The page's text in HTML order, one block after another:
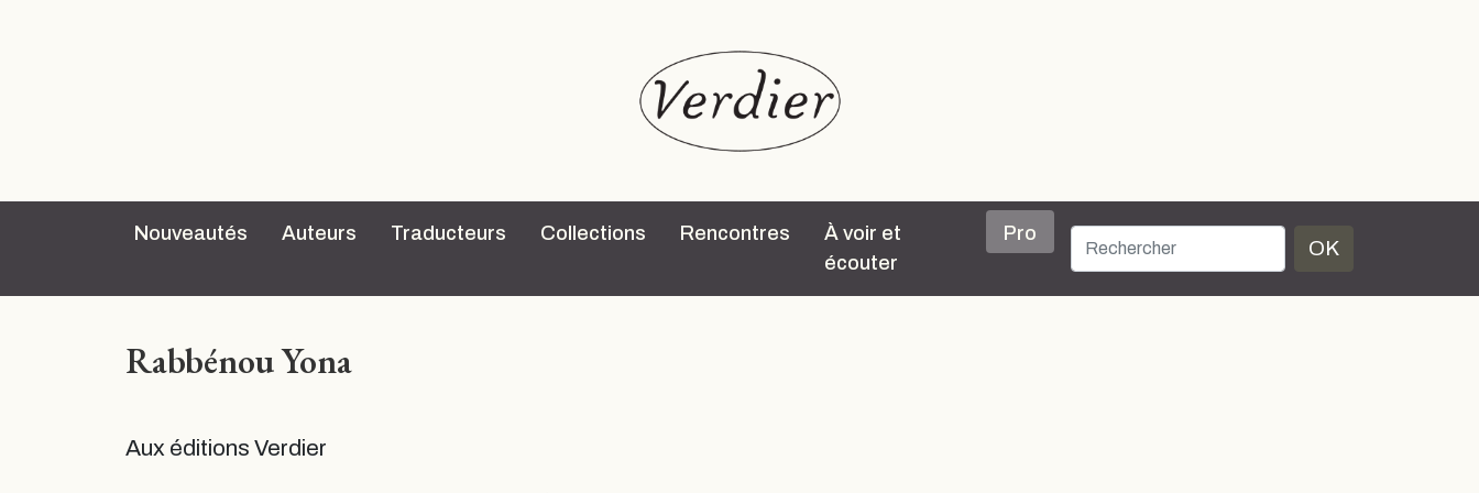
Nouveautés Auteurs Traducteurs Collections Rencontres
À voir et
écouter
Pro
OK
Rabbénou Yona
Aux éditions Verdier